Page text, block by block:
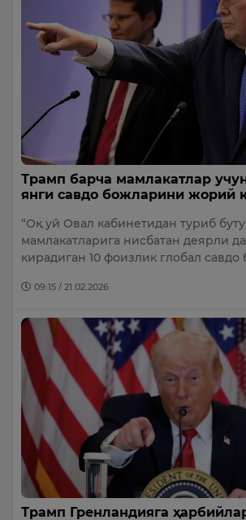
Трамп барча мамлакатлар
янги савдо божларини жорий
“Оқ уй Овал кабинетидан туриб
мамлакатларига нисбатан деярли
кирадиган 10 фоизлик глобал савдо
09:15 / 21.02.2026
Трамп Гренландияга